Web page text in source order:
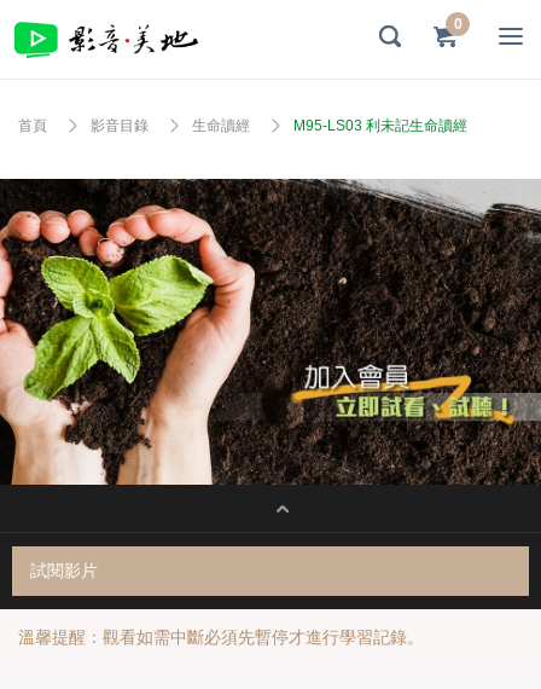
0
首頁 影音目錄 生命讀經 M95-LS03 利未記生命讀經
試閱影片
溫馨提醒：觀看如需中斷必須先暫停才進行學習記錄。